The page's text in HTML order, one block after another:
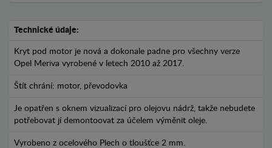
Technické údaje:
Kryt pod motor je nová a dokonale padne pro všechny verze
Opel Meriva vyrobené v letech 2010 až 2017.
Štít chrání: motor, převodovka
Je opatřen s oknem vizualizací pro olejovu nádrž, takže nebudete
potřebovat jí demontoovat za účelem výměnit oleje.
Vyrobeno z ocelového Plech o tloušťce 2 mm.